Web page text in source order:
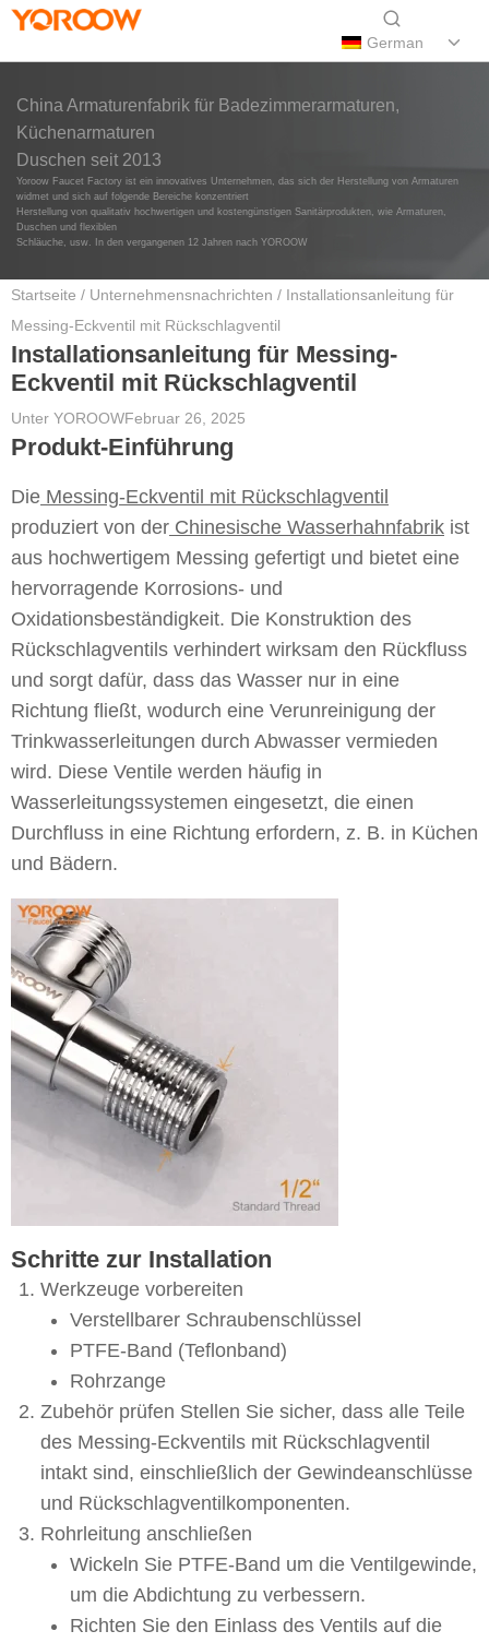
German
China Armaturenfabrik für Badezimmerarmaturen,
Küchenarmaturen
Duschen seit 2013
Yoroow Faucet Factory ist ein innovatives Unternehmen, das sich der Herstellung von Armaturen
widmet und sich auf folgende Bereiche konzentriert
Herstellung von qualitativ hochwertigen und kostengünstigen Sanitärprodukten, wie Armaturen,
Duschen und flexiblen
Schläuche, usw. In den vergangenen 12 Jahren nach YOROOW
Startseite / Unternehmensnachrichten / Installationsanleitung für
Messing-Eckventil mit Rückschlagventil
Installationsanleitung für Messing-
Eckventil mit Rückschlagventil
Unter YOROOWFebruar 26, 2025
Produkt-Einführung
Die Messing-Eckventil mit Rückschlagventil
produziert von der Chinesische Wasserhahnfabrik ist
aus hochwertigem Messing gefertigt und bietet eine
hervorragende Korrosions- und
Oxidationsbeständigkeit. Die Konstruktion des
Rückschlagventils verhindert wirksam den Rückfluss
und sorgt dafür, dass das Wasser nur in eine
Richtung fließt, wodurch eine Verunreinigung der
Trinkwasserleitungen durch Abwasser vermieden
wird. Diese Ventile werden häufig in
Wasserleitungssystemen eingesetzt, die einen
Durchfluss in eine Richtung erfordern, z. B. in Küchen
und Bädern.
Schritte zur Installation
Werkzeuge vorbereiten
Verstellbarer Schraubenschlüssel
PTFE-Band (Teflonband)
Rohrzange
Zubehör prüfen Stellen Sie sicher, dass alle Teile
des Messing-Eckventils mit Rückschlagventil
intakt sind, einschließlich der Gewindeanschlüsse
und Rückschlagventilkomponenten.
Rohrleitung anschließen
Wickeln Sie PTFE-Band um die Ventilgewinde,
um die Abdichtung zu verbessern.
Richten Sie den Einlass des Ventils auf die